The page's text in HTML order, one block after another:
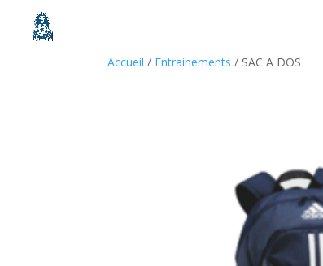
Accueil / Entrainements / SAC A DOS